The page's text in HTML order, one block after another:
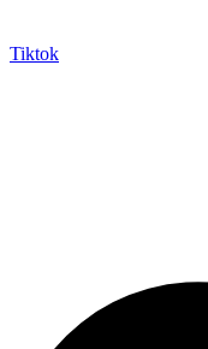
Tiktok